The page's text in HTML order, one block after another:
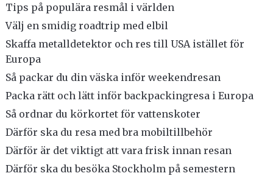
Tips på populära resmål i världen
Välj en smidig roadtrip med elbil
Skaffa metalldetektor och res till USA istället för
Europa
Så packar du din väska inför weekendresan
Packa rätt och lätt inför backpackingresa i Europa
Så ordnar du körkortet för vattenskoter
Därför ska du resa med bra mobiltillbehör
Därför är det viktigt att vara frisk innan resan
Därför ska du besöka Stockholm på semestern